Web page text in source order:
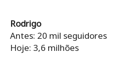
Rodrigo
Antes: 20 mil seguidores
Hoje: 3,6 milhões